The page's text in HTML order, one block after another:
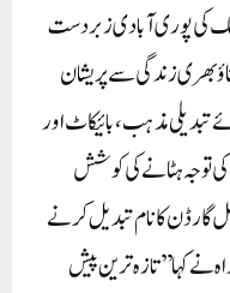
ملک کی پوری آبادی زبردست
بھری زندگی سے پریشان
مذہب، بائیکاٹ اور
توجہ ہٹانے کی کوشش
گارڈن کا نام تبدیل کرنے
کہا ’’تازہ ترین پیش